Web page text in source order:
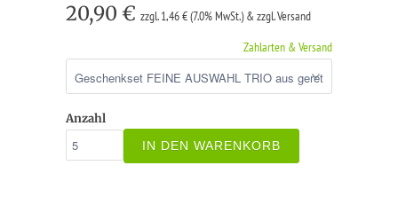
20,90 € zzgl. 1,46 € (7.0% MwSt.) & zzgl. Versand
Zahlarten & Versand
Anzahl
IN DEN WARENKORB